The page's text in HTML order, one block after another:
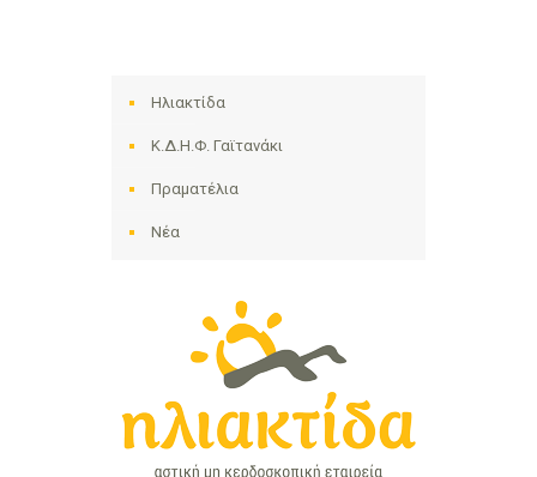
Ηλιακτίδα
Κ.Δ.Η.Φ. Γαϊτανάκι
Πραματέλια
Νέα